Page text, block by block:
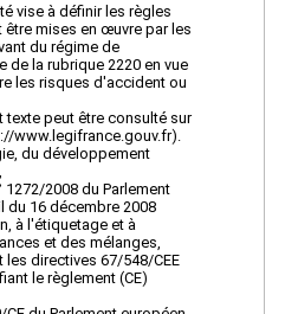
vise à définir les règles
mises en œuvre par les
du régime de
de la rubrique 2220 en vue
les risques d'accident ou
texte peut être consulté sur
www.legifrance.gouv.fr).
du développement
1272/2008 du Parlement
du 16 décembre 2008
à l'étiquetage et à
et des mélanges,
directives 67/548/CEE
le règlement (CE)